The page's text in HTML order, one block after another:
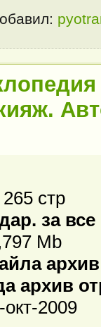
265 стр
за
Mb
архив
окт-2009